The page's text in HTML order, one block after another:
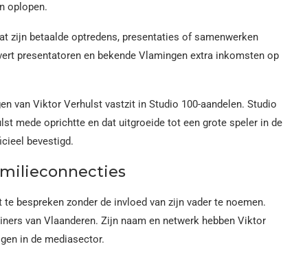
oplopen.
zijn betaalde optredens, presentaties of samenwerken
presentatoren en bekende Vlamingen extra inkomsten op
van Viktor Verhulst vastzit in Studio 100-aandelen. Studio
mede oprichtte en dat uitgroeide tot een grote speler in de
bevestigd.
bespreken zonder de invloed van zijn vader te noemen.
van Vlaanderen. Zijn naam en netwerk hebben Viktor
in de mediasector.